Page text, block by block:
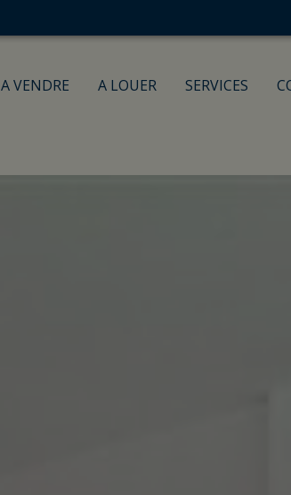
A VENDRE A LOUER SERVICES